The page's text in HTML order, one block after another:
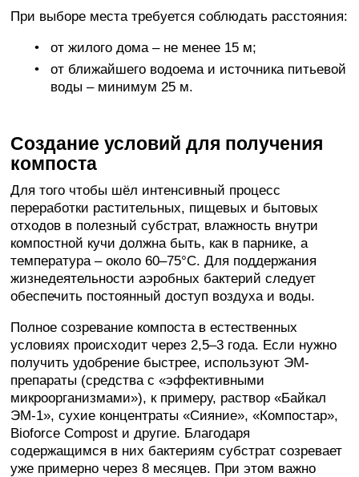
При выборе места требуется соблюдать расстояния:
от жилого дома – не менее 15 м;
от ближайшего водоема и источника питьевой
воды – минимум 25 м.
Создание условий для получения
компоста
Для того чтобы шёл интенсивный процесс
переработки растительных, пищевых и бытовых
отходов в полезный субстрат, влажность внутри
компостной кучи должна быть, как в парнике, а
температура – около 60–75°С. Для поддержания
жизнедеятельности аэробных бактерий следует
обеспечить постоянный доступ воздуха и воды.
Полное созревание компоста в естественных
условиях происходит через 2,5–3 года. Если нужно
получить удобрение быстрее, используют ЭМ-
препараты (средства с «эффективными
микроорганизмами»), к примеру, раствор «Байкал
ЭМ-1», сухие концентраты «Сияние», «Компостар»,
Bioforce Compost и другие. Благодаря
содержащимся в них бактериям субстрат созревает
уже примерно через 8 месяцев. При этом важно